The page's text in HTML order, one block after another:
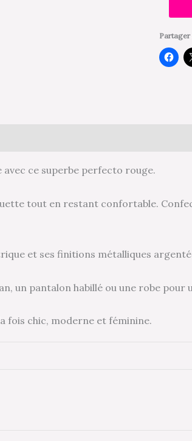
Partager
ce superbe perfecto rouge.
tout en restant confortable.
et ses finitions métalliques
un pantalon habillé ou une robe pour
fois chic, moderne et féminine.